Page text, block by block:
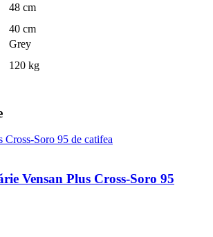
48 cm
40 cm
Grey
120 kg
Vensan Plus Cross-Soro 95